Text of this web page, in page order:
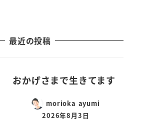
最近の投稿
おかげさまで生きてます
morioka ayumi
2026年8月3日